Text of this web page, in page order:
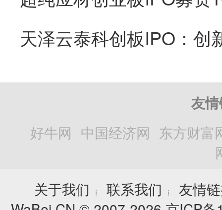
友
好牛网 中国经济网 东方财富
关于我们
┊ 联系我们 ┊
友情